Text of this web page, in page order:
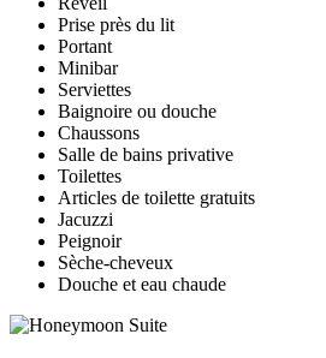
Prise près du lit
Portant
Minibar
Serviettes
Baignoire ou douche
Chaussons
Salle de bains privative
Toilettes
Articles de toilette gratuits
Jacuzzi
Peignoir
Sèche-cheveux
Douche et eau chaude